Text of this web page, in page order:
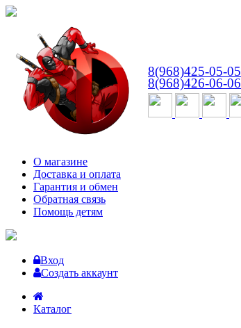
8(968)425-05-05
8(968)426-06-06
О магазине
Доставка и оплата
Гарантия и обмен
Обратная связь
Помощь детям
Вход
Создать аккаунт
Каталог